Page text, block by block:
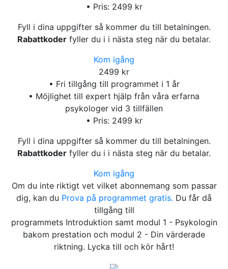
• Pris: 2499 kr
Fyll i dina uppgifter så kommer du till betalningen.
Rabattkoder fyller du i i nästa steg när du betalar.
Kom igång
2499 kr
• Fri tillgång till programmet i 1 år
• Möjlighet till expert hjälp från våra erfarna
psykologer vid 3 tillfällen
• Pris: 2499 kr
Fyll i dina uppgifter så kommer du till betalningen.
Rabattkoder fyller du i i nästa steg när du betalar.
Kom igång
Om du inte riktigt vet vilket abonnemang som passar
dig, kan du Prova på programmet gratis. Du får då
tillgång till
programmets Introduktion samt modul 1 - Psykologin
bakom prestation och modul 2 - Din värderade
riktning. Lycka till och kör hårt!